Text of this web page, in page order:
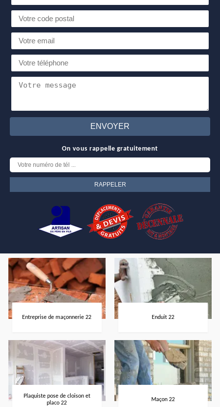
On vous rappelle gratuitement
Entreprise de maçonnerie 22 Enduit 22
Plaquiste pose de cloison et
placo 22
Maçon 22